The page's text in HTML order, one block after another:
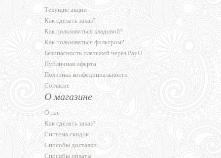
Текущие акции
Как сделать заказ?
Как пользоваться кладовой?
Как пользоваться фильтром?
Безопасность платежей через PayU
Публичная оферта
Политика конфедициальности
Согласие
О магазине
О нас
Как сделать заказ?
Система скидок
Способы доставки
Способы оплаты